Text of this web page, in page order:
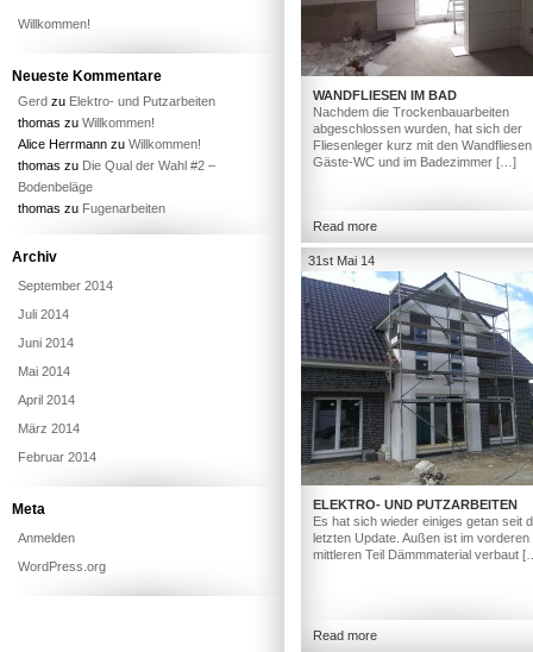
WANDFLIESEN IM BAD
Nachdem die Trockenbauarbeiten
abgeschlossen wurden, hat sich der
Fliesenleger kurz mit den
Gäste-WC und im Badezimmer […]
Read more
31st Mai 14
ELEKTRO- UND PUTZARBEITEN
Es hat sich wieder einiges getan seit
letzten Update. Außen ist im vorderen
mittleren Teil Dämmmaterial verbaut
Read more
Willkommen!
Neueste Kommentare
Gerd zu Elektro- und Putzarbeiten
thomas zu Willkommen!
Alice Herrmann zu Willkommen!
thomas zu Die Qual der Wahl #2 –
Bodenbeläge
thomas zu Fugenarbeiten
Archiv
September 2014
Juli 2014
Juni 2014
Mai 2014
April 2014
März 2014
Februar 2014
Meta
Anmelden
WordPress.org